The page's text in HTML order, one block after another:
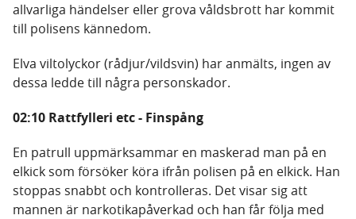
allvarliga händelser eller grova våldsbrott har kommit
till polisens kännedom.
Elva viltolyckor (rådjur/vildsvin) har anmälts, ingen av
dessa ledde till några personskador.
02:10 Rattfylleri etc - Finspång
En patrull uppmärksammar en maskerad man på en
elkick som försöker köra ifrån polisen på en elkick. Han
stoppas snabbt och kontrolleras. Det visar sig att
mannen är narkotikapåverkad och han får följa med